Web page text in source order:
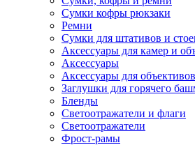
Сумки кофры рюкзаки
Ремни
Сумки для штативов и
Аксессуары для камер и
Аксессуары
Аксессуары для объективов
Заглушки для горячего
Бленды
Светоотражатели и флаги
Светоотражатели
Фрост-рамы